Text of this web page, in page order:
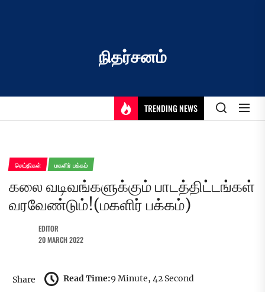
நிதர்சனம்
TRENDING NEWS
செய்திகள் மகளிர் பக்கம்
கலை வடிவங்களுக்கும் பாடத்திட்டங்கள்
வரவேண்டும்!(மகளிர் பக்கம்)
EDITOR
20 MARCH 2022
Share Read Time:9 Minute, 42 Second